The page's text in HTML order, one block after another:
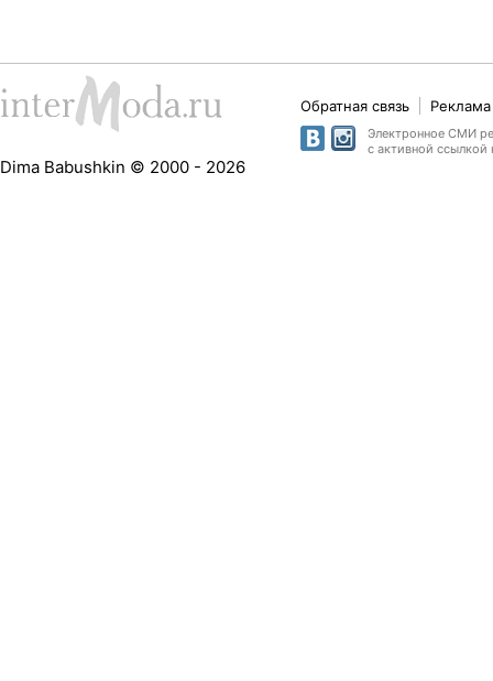
Dima Babushkin © 2000 - 2026
Обратная связь
Электронное СМИ
с активной ссылкой